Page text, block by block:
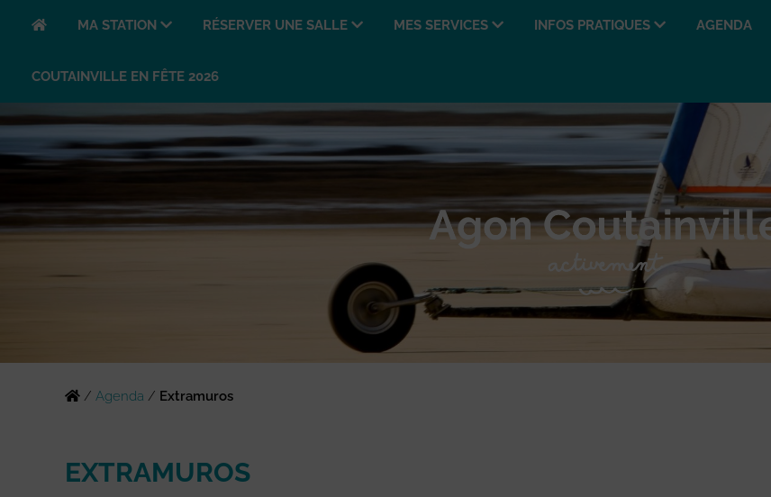
MA STATION RÉSERVER UNE SALLE MES SERVICES INFOS PRATIQUES AGENDA
COUTAINVILLE EN FÊTE 2026
/ Agenda / Extramuros
EXTRAMUROS